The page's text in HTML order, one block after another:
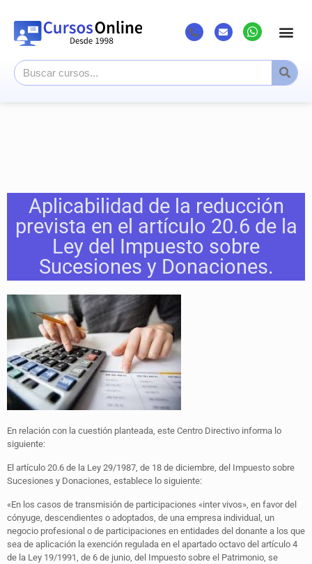
Aplicabilidad de la reducción
prevista en el artículo 20.6 de la
Ley del Impuesto sobre
Sucesiones y Donaciones.
En relación con la cuestión planteada, este Centro Directivo informa lo
siguiente:
El artículo 20.6 de la Ley 29/1987, de 18 de diciembre, del Impuesto sobre
Sucesiones y Donaciones, establece lo siguiente:
«En los casos de transmisión de participaciones «inter vivos», en favor del
cónyuge, descendientes o adoptados, de una empresa individual, un
negocio profesional o de participaciones en entidades del donante a los que
sea de aplicación la exención regulada en el apartado octavo del artículo 4
de la Ley 19/1991, de 6 de junio, del Impuesto sobre el Patrimonio, se